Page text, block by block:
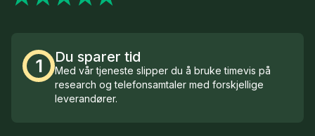
1 Du sparer tid
Med vår tjeneste slipper du å bruke timevis på
research og telefonsamtaler med forskjellige
leverandører.